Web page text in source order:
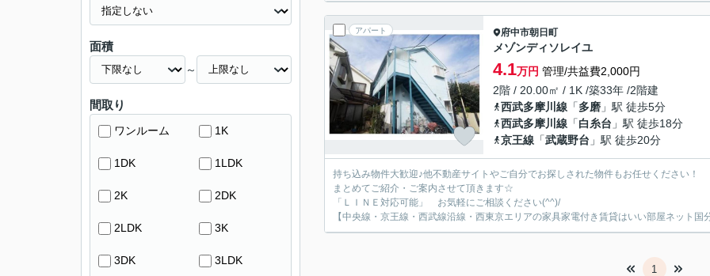
アパート 府中市朝日町
メゾンディソレイユ
4.1万円 管理/共益費2,000円
2階 / 20.00㎡ / 1K /築33年 /2階建
西武多摩川線 「多磨 」駅 徒歩5分
西武多摩川線 「白糸台 」駅 徒歩18分
京王線 「武蔵野台 」駅 徒歩20分
持ち込み物件大歓迎♪他不動産サイトやご自分でお探しされた物件もお任せください！
まとめてご紹介・ご案内させて頂きます☆
「ＬＩＮＥ対応可能」 お気軽にご相談ください(^^)/
【中央線・京王線・西武線沿線・西東京エリアの家具家電付き賃貸はいい部屋ネット国
1
面積
～
間取り
ワンルーム 1K
1DK 1LDK
2K 2DK
2LDK 3K
3DK 3LDK